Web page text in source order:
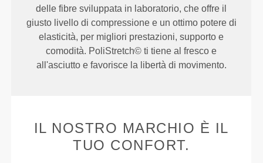
delle fibre sviluppata in laboratorio, che offre il
giusto livello di compressione e un ottimo potere di
elasticità, per migliori prestazioni, supporto e
comodità. PoliStretch© ti tiene al fresco e
all'asciutto e favorisce la libertà di movimento.
IL NOSTRO MARCHIO È IL
TUO CONFORT.